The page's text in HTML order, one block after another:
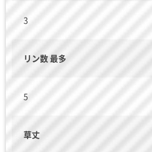
3
リン数 最多
5
草丈